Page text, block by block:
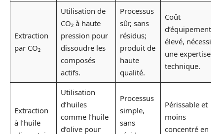
Extraction
par CO₂
Utilisation de
CO₂ à haute
pression pour
dissoudre les
composés
actifs.
Processus
sûr, sans
résidus;
produit de
haute
qualité.
Coût
d’équipement
élevé, nécessite
une expertise
technique.
Extraction
à l’huile
Utilisation
d’huiles
comme l’huile
d’olive pour
Processus
simple,
sans
Périssable et
moins
concentré en